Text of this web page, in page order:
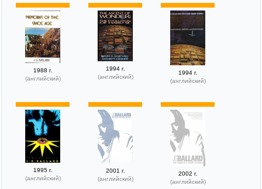
1988 г.
(английский)
1994 г.
(английский)
1994 г.
(английский)
1995 г.
(английский)
2001 г.
(английский)
2002 г.
(английский)